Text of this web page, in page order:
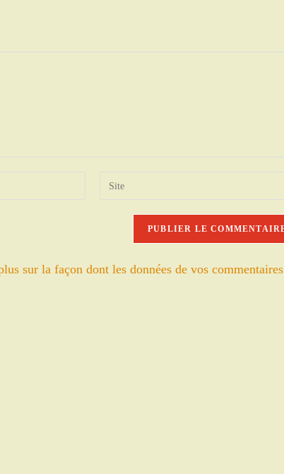
Saisir
(facultatif)
sur la façon dont les données de vos commentaires